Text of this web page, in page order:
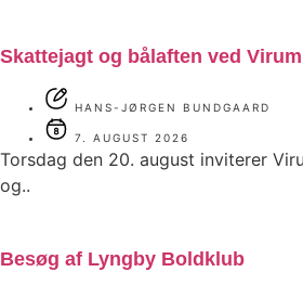
Skattejagt og bålaften ved
HANS-JØRGEN BUNDGAARD
7. AUGUST 2026
Torsdag den 20. august inviterer
og..
Besøg af Lyngby Boldklub